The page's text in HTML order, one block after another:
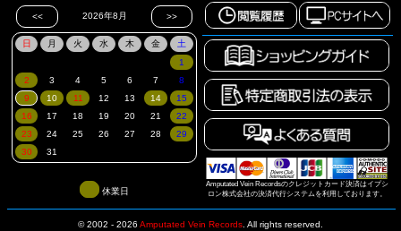
Amputated Vein Recordsのクレジットカード決済はイプシ
ロン株式会社の決済代行システムを利用しております。
休業日
© 2002 - 2026 Amputated Vein Records All rights reserved.